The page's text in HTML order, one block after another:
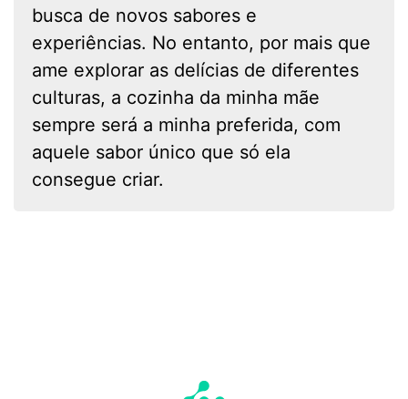
busca de novos sabores e
experiências. No entanto, por mais que
ame explorar as delícias de diferentes
culturas, a cozinha da minha mãe
sempre será a minha preferida, com
aquele sabor único que só ela
consegue criar.